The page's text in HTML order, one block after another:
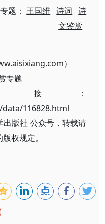
题：王国维 诗词
诗
文鉴赏
）
专题
接：
116828.html
出版社 公众号，转载请
权规定。